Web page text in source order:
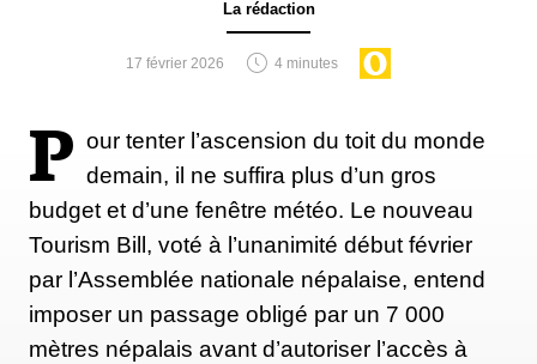
La rédaction
17 février 2026 4 minutes
P our tenter l’ascension du toit du monde
demain, il ne suffira plus d’un gros
budget et d’une fenêtre météo. Le nouveau
Tourism Bill, voté à l’unanimité début février
par l’Assemblée nationale népalaise, entend
imposer un passage obligé par un 7 000
mètres népalais avant d’autoriser l’accès à